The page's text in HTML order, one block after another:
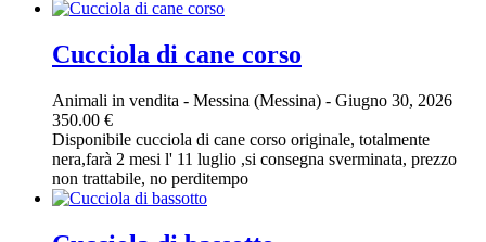
Cucciola di cane corso
Animali in vendita - Messina (Messina) - Giugno 30, 2026
350.00 €
Disponibile cucciola di cane corso originale, totalmente
nera,farà 2 mesi l' 11 luglio ,si consegna sverminata, prezzo
non trattabile, no perditempo